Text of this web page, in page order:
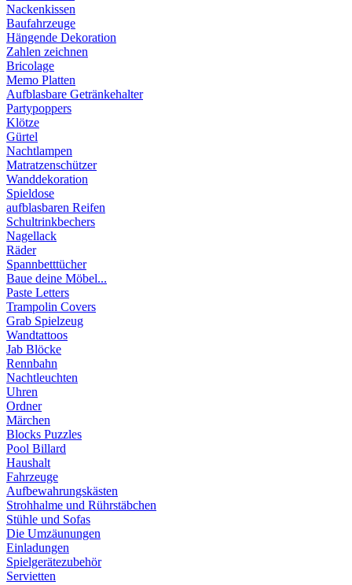
Nackenkissen
Baufahrzeuge
Hängende Dekoration
Zahlen zeichnen
Bricolage
Memo Platten
Aufblasbare Getränkehalter
Partypoppers
Klötze
Gürtel
Nachtlampen
Matratzenschützer
Wanddekoration
Spieldose
aufblasbaren Reifen
Schultrinkbechers
Nagellack
Räder
Spannbetttücher
Baue deine Möbel...
Paste Letters
Trampolin Covers
Grab Spielzeug
Wandtattoos
Jab Blöcke
Rennbahn
Nachtleuchten
Uhren
Ordner
Märchen
Blocks Puzzles
Pool Billard
Haushalt
Fahrzeuge
Aufbewahrungskästen
Strohhalme und Rührstäbchen
Stühle und Sofas
Die Umzäunungen
Einladungen
Spielgerätezubehör
Servietten